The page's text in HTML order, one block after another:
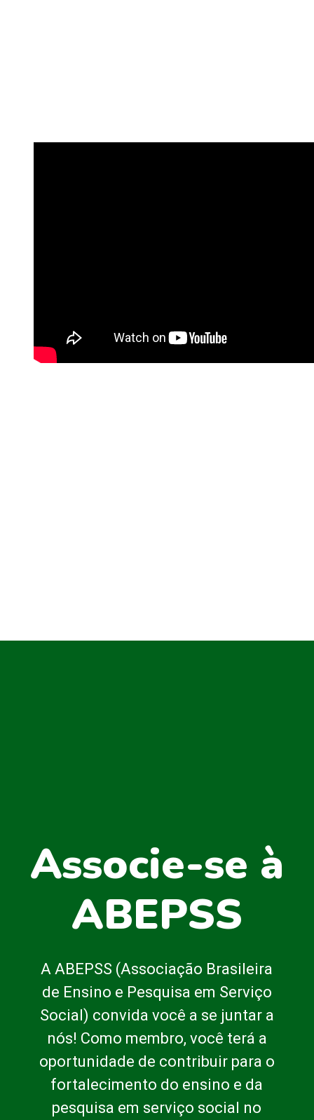
Associe-se à
ABEPSS
A ABEPSS (Associação Brasileira
de Ensino e Pesquisa em Serviço
Social) convida você a se juntar a
nós! Como membro, você terá a
oportunidade de contribuir para o
fortalecimento do ensino e da
pesquisa em serviço social no